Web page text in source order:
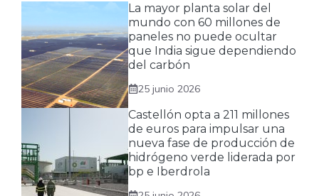
La mayor planta solar del
mundo con 60 millones de
paneles no puede ocultar
que India sigue dependiendo
del carbón
25 junio 2026
Castellón opta a 211 millones
de euros para impulsar una
nueva fase de producción de
hidrógeno verde liderada por
bp e Iberdrola